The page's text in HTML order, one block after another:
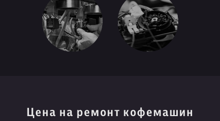
Цена на ремонт кофемашин